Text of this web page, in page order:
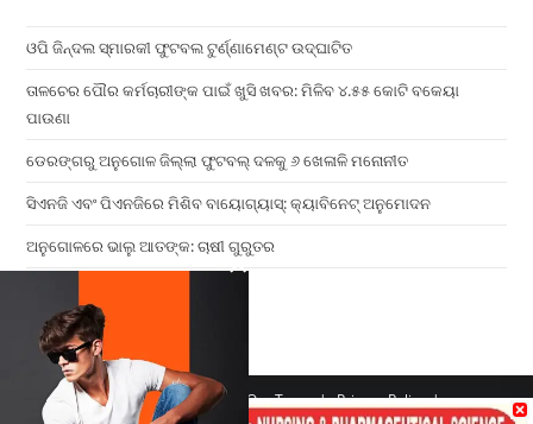
ଓପି ଜିନ୍ଦଲ ସ୍ମାରକୀ ଫୁଟବଲ ଟୁର୍ଣ୍ଣାମେଣ୍ଟ ଉଦ୍ଘାଟିତ
ତାଳଚେର ପୌର କର୍ମଚାରୀଙ୍କ ପାଇଁ ଖୁସି ଖବର: ମିଳିବ ୪.୫୫ କୋଟି ବକେୟା
ପାଉଣା
ଡେରଙ୍ଗରୁ ଅନୁଗୋଳ ଜିଲ୍ଲା ଫୁଟବଲ୍ ଦଳକୁ ୬ ଖେଳାଳି ମନୋନୀତ
ସିଏନଜି ଏବଂ ପିଏନଜିରେ ମିଶିବ ବାୟୋଗ୍ୟାସ୍: କ୍ୟାବିନେଟ୍ ଅନୁମୋଦନ
ଅନୁଗୋଳରେ ଭାଲୁ ଆତଙ୍କ: ଚାଷୀ ଗୁରୁତର
Home Contact us Our Team
Privacy Policy
×